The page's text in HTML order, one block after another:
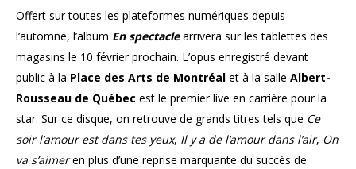
Offert sur toutes les plateformes numériques depuis
l’automne, l’album En spectaclearrivera sur les tablettes des
magasins le 10 février prochain. L’opus enregistré devant
public à la Place des Arts de Montréal et à la salle Albert-
Rousseau de Québec est le premier live en carrière pour la
star. Sur ce disque, on retrouve de grands titres tels que Ce
soir l’amour est dans tes yeux, Il y a de l’amour dans l’air, On
va s’aimeren plus d’une reprise marquante du succès de